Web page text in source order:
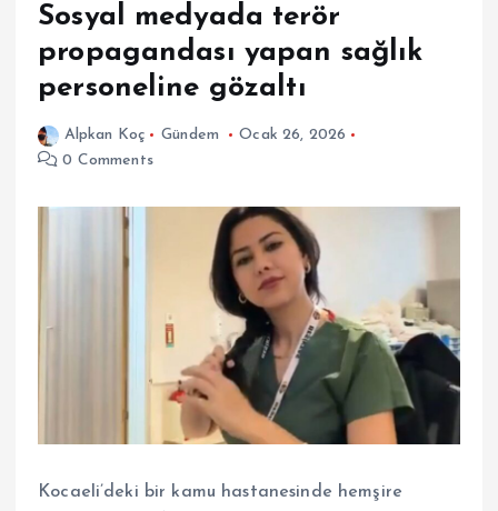
Sosyal medyada terör
propagandası yapan sağlık
personeline gözaltı
Alpkan Koç Gündem
Ocak 26, 2026
0 Comments
Kocaeli’deki bir kamu hastanesinde hemşire